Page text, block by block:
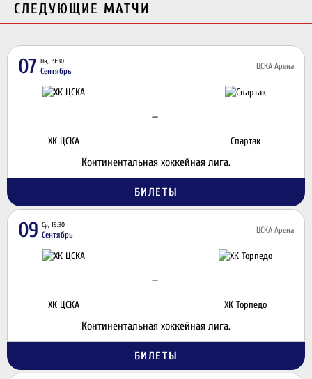
СЛЕДУЮЩИЕ МАТЧИ
07 Пн, 19:30
Сентябрь ЦСКА Арена
ХК ЦСКА
—
Спартак
Континентальная хоккейная лига.
БИЛЕТЫ
09 Ср, 19:30
Сентябрь ЦСКА Арена
ХК ЦСКА
—
ХК Торпедо
Континентальная хоккейная лига.
БИЛЕТЫ